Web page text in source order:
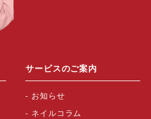
サービスのご案内
お知らせ
ネイルコラム